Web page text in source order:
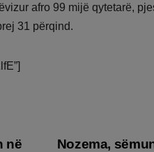
afro 99 mijë qytetarë,
31 përqind.
Nozema,
në